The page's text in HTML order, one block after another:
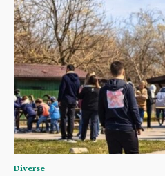
Diverse